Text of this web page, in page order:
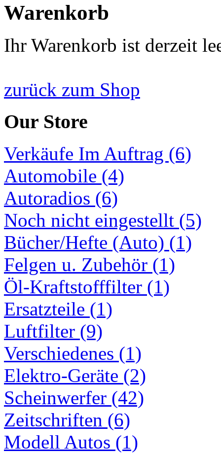
Warenkorb
Ihr Warenkorb ist derzeit
zurück zum Shop
Our Store
Verkäufe Im Auftrag (6)
Automobile (4)
Autoradios (6)
Noch nicht eingestellt (5)
Bücher/Hefte (Auto) (1)
Felgen u. Zubehör (1)
Öl-Kraftstofffilter (1)
Ersatzteile (1)
Luftfilter (9)
Verschiedenes (1)
Elektro-Geräte (2)
Scheinwerfer (42)
Zeitschriften (6)
Modell Autos (1)